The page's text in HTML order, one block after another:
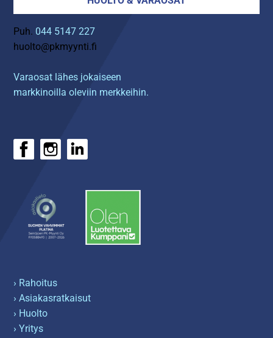
Puh. 044 5147 227
huolto@pkmyynti.fi
Varaosat lähes jokaiseen
markkinoilla oleviin merkkeihin.
› Rahoitus
› Asiakasratkaisut
› Huolto
› Yritys